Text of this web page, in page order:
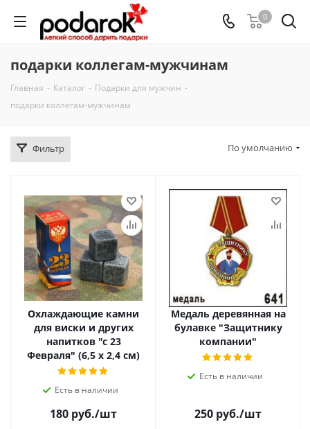
0
подарки коллегам-мужчинам
Главная - Каталог - Подарки для мужчин -
подарки коллегам-мужчинам
Фильтр По умолчанию
Охлаждающие камни
для виски и других
напитков "с 23
Февраля" (6,5 х 2,4 см)
Есть в наличии
180 руб./шт
Медаль деревянная на
булавке "Защитнику
компании"
Есть в наличии
250 руб./шт